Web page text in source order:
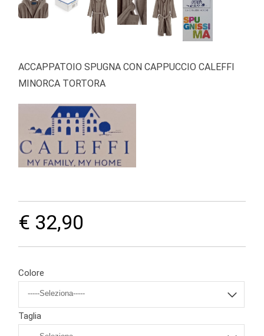
ACCAPPATOIO SPUGNA CON CAPPUCCIO CALEFFI
MINORCA TORTORA
€ 32,90
Colore
Taglia